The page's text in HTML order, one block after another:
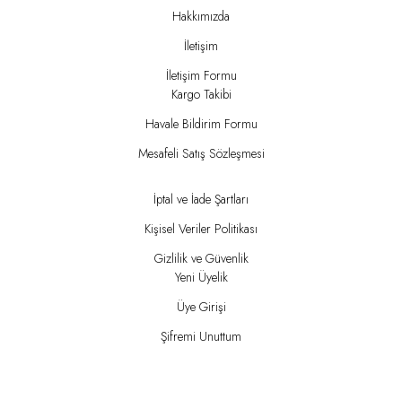
Hakkımızda
İletişim
İletişim Formu
Kargo Takibi
Havale Bildirim Formu
Mesafeli Satış Sözleşmesi
İptal ve İade Şartları
Kişisel Veriler Politikası
Gizlilik ve Güvenlik
Yeni Üyelik
Üye Girişi
Şifremi Unuttum